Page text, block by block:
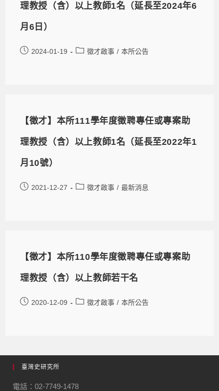
理教授（含）以上教師1名（延長至2024年6
月6日）
2024-01-19 徵才啟事 / 本所公告
【徵才】本所111學年度徵聘專任或專案助
理教授（含）以上教師1名（延長至2022年1
月10號）
2021-12-27 徵才啟事 / 最新消息
【徵才】本所110學年度徵聘專任或專案助
理教授（含）以上教師若干名
2020-12-09 徵才啟事 / 本所公告
臺灣史研究所
電話：02-7749-1478